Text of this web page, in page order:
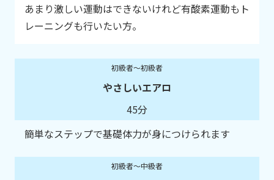
あまり激しい運動はできないけれど有酸素運動もト
レーニングも行いたい方。
初級者～初級者
やさしいエアロ
45分
簡単なステップで基礎体力が身につけられます
初級者～中級者